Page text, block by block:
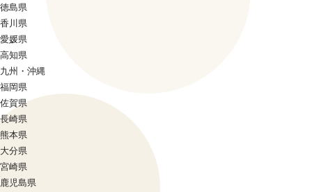
徳島県
香川県
愛媛県
高知県
九州・沖縄
福岡県
佐賀県
長崎県
熊本県
大分県
宮崎県
鹿児島県